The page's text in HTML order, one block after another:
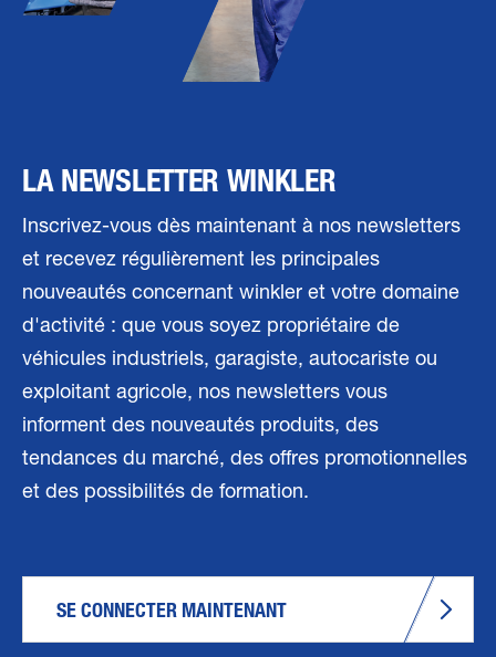
LA NEWSLETTER WINKLER
Inscrivez-vous dès maintenant à nos newsletters
et recevez régulièrement les principales
nouveautés concernant winkler et votre domaine
d'activité : que vous soyez propriétaire de
véhicules industriels, garagiste, autocariste ou
exploitant agricole, nos newsletters vous
informent des nouveautés produits, des
tendances du marché, des offres promotionnelles
et des possibilités de formation.
SE CONNECTER MAINTENANT